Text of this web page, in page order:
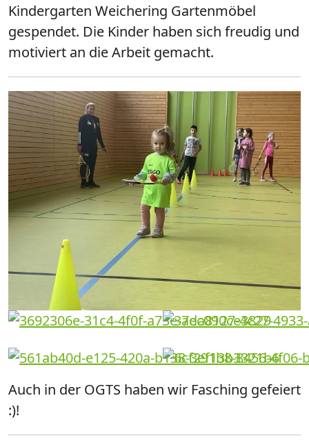
Kindergarten Weichering Gartenmöbel
gespendet. Die Kinder haben sich freudig und
motiviert an die Arbeit gemacht.
Auch in der OGTS haben wir Fasching gefeiert
:)!